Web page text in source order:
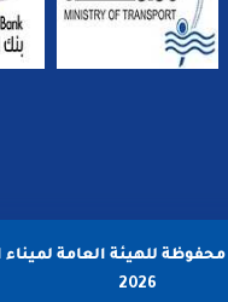
للهيئة العامة لميناء
2026